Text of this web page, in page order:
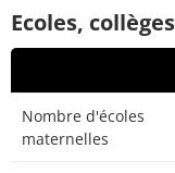
Ecoles,
Nombre d'écoles
maternelles